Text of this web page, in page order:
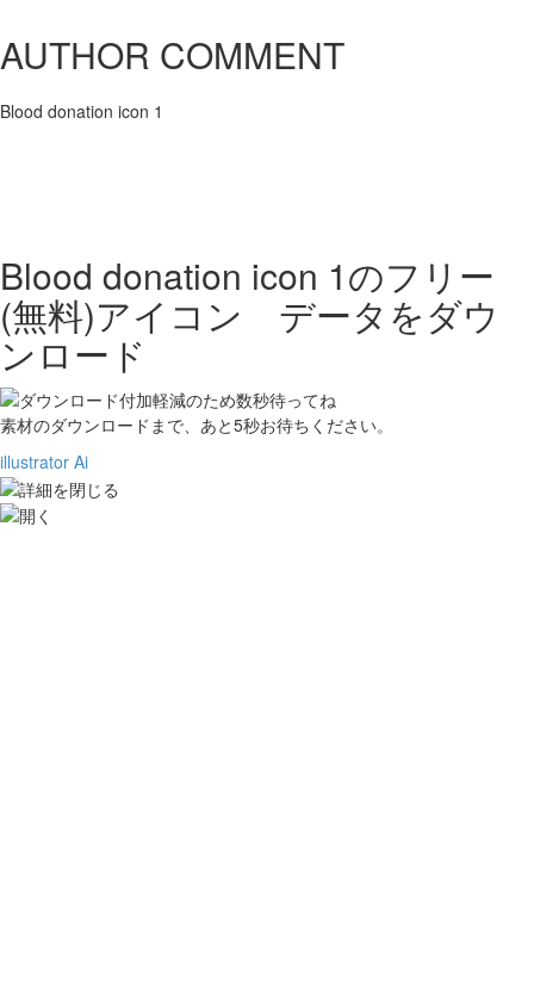
AUTHOR COMMENT
Blood donation icon 1
Blood donation icon 1のフリー
(無料)アイコン データをダウ
ンロード
素材のダウンロードまで、あと5秒お待ちください。
illustrator Ai